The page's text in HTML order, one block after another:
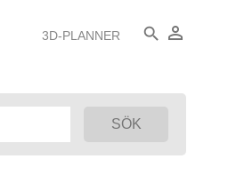
3D-PLANNER search person_outline